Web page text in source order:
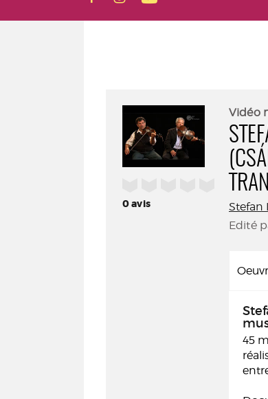
0avis
Vidéo
Stefan
Edité
45